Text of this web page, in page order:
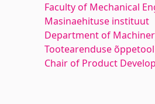
Faculty of Mechanical
Masinaehituse instituut
Department of
Tootearenduse õppetool
Chair of Product